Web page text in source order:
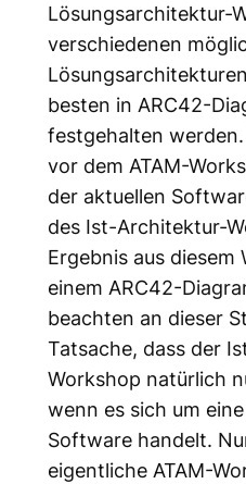
Lösungsarchitektur-
verschiedenen
besten in ARC42-
festgehalten
vor dem ATAM-
der aktuellen
des Ist-Architektur-
Ergebnis aus diesem
einem ARC42-
beachten an dieser
Tatsache, dass der
Workshop natürlich
wenn es sich um
Software handelt.
eigentliche ATAM-